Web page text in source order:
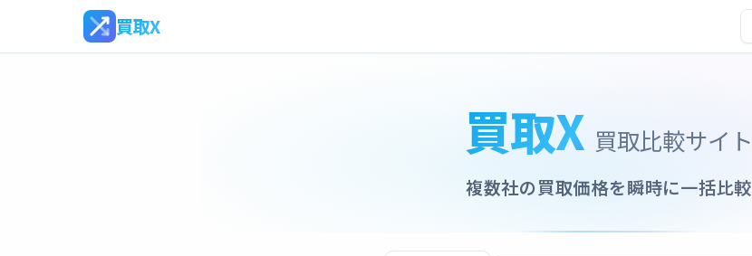
買取X
買取X 買取比較サイト
複数社の買取価格を瞬時に一括比較